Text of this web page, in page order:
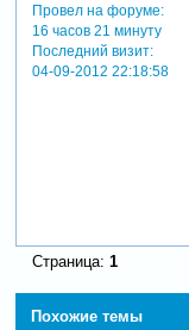
Провел на форуме:
16 часов 21 минуту
Последний визит:
04-09-2012 22:18:58
Страница: 1
Похожие темы